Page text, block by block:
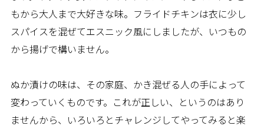
もから大人まで大好きな味。フライドチキンは衣に少し
スパイスを混ぜてエスニック風にしましたが、いつもの
から揚げで構いません。
ぬか漬けの味は、その家庭、かき混ぜる人の手によって
変わっていくものです。これが正しい、というのはあり
ませんから、いろいろとチャレンジしてやってみると楽